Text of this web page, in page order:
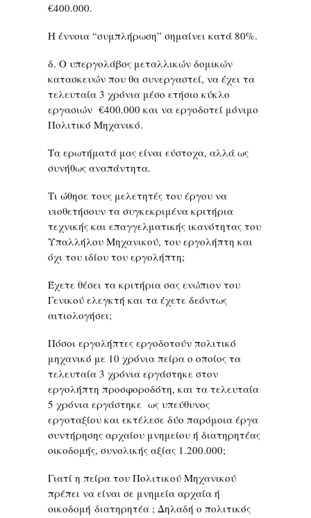
€400.000.
Η έννοια “συμπλήρωση” σημαίνει κατά 80%.
δ. Ο υπεργολάβος μεταλλικών δομικών
κατασκευών που θα συνεργαστεί, να έχει τα
τελευταία 3 χρόνια μέσο ετήσιο κύκλο
εργασιών €400.000 και να εργοδοτεί μόνιμο
Πολιτικό Μηχανικό.
Τα ερωτήματά μας είναι εύστοχα, αλλά ως
συνήθως αναπάντητα.
Τι ώθησε τους μελετητές του έργου να
υιοθετήσουν τα συγκεκριμένα κριτήρια
τεχνικής και επαγγελματικής ικανότητας του
Υπαλλήλου Μηχανικού, του εργολήπτη και
όχι του ιδίου του εργολήπτη;
Έχετε θέσει τα κριτήρια σας ενώπιον του
Γενικού ελεγκτή και τα έχετε δεόντως
αιτιολογήσει;
Πόσοι εργολήπτες εργοδοτούν πολιτικό
μηχανικό με 10 χρόνια πείρα ο οποίος τα
τελευταία 3 χρόνια εργάστηκε στον
εργολήπτη προσφοροδότη, και τα τελευταία
5 χρόνια εργάστηκε ως υπεύθυνος
εργοταξίου και εκτέλεσε δύο παρόμοια έργα
συντήρησης αρχαίου μνημείου ή διατηρητέας
οικοδομής, συνολικής αξίας 1.200.000;
Γιατί η πείρα του Πολιτικού Μηχανικού
πρέπει να είναι σε μνημεία αρχαία ή
οικοδομή διατηρητέα ; Δηλαδή ο πολιτικός